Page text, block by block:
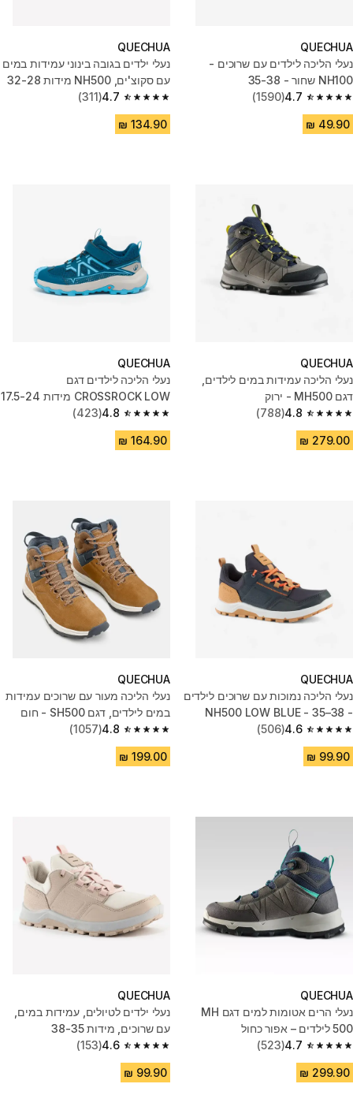
QUECHUA
נעלי הליכה לילדים עם שרוכים -
NH100 שחור - 35-38
4.7
4.7 out of 5 stars from 1590 reviews
(1590)
QUECHUA
נעלי ילדים בגובה בינוני עמידות במים
עם סקוצ'ים, NH500 מידות 32-28
4.7
4.7 out of 5 stars from 311 reviews
(311)
QUECHUA
נעלי הליכה עמידות במים לילדים,
דגם MH500 - ירוק
4.8
4.8 out of 5 stars from 788 reviews
(788)
QUECHUA
נעלי הליכה לילדים דגם
CROSSROCK LOW מידות 17.5-24
- כחול
4.8
4.8 out of 5 stars from 423 reviews
(423)
QUECHUA
נעלי הליכה נמוכות עם שרוכים לילדים
- NH500 LOW BLUE - 35–38
4.6
4.6 out of 5 stars from 506 reviews
(506)
QUECHUA
נעלי הליכה מעור עם שרוכים עמידות
במים לילדים, דגם SH500 - חום
4.8
4.8 out of 5 stars from 1057 reviews
(1057)
QUECHUA
נעלי הרים אטומות למים דגם MH
500 לילדים – אפור כחול
4.7
4.7 out of 5 stars from 523 reviews
(523)
QUECHUA
נעלי ילדים לטיולים, עמידות במים,
עם שרוכים, מידות 38-35
4.6
4.6 out of 5 stars from 153 reviews
(153)